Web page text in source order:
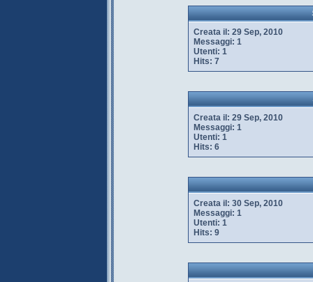
Creata il: 29 Sep, 2010
Messaggi: 1
Utenti: 1
Hits: 7
Creata il: 29 Sep, 2010
Messaggi: 1
Utenti: 1
Hits: 6
Creata il: 30 Sep, 2010
Messaggi: 1
Utenti: 1
Hits: 9